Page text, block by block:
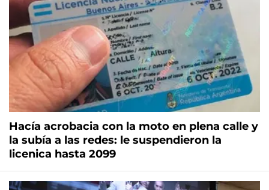
Hacía acrobacia con la moto en plena calle y
la subía a las redes: le suspendieron la
licenica hasta 2099